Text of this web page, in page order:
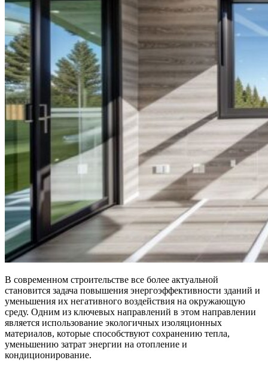
В современном строительстве все более актуальной
становится задача повышения энергоэффективности зданий и
уменьшения их негативного воздействия на окружающую
среду. Одним из ключевых направлений в этом направлении
является использование экологичных изоляционных
материалов, которые способствуют сохранению тепла,
уменьшению затрат энергии на отопление и
кондиционирование.